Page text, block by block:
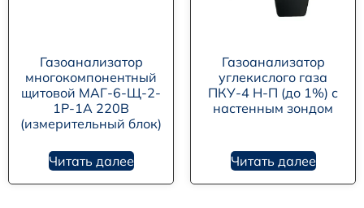
Газоанализатор
многокомпонентный
щитовой МАГ-6-Щ-2-
1Р-1А 220В
(измерительный блок)
Читать далее
Газоанализатор
углекислого газа
ПКУ-4 Н-П (до 1%) с
настенным зондом
Читать далее